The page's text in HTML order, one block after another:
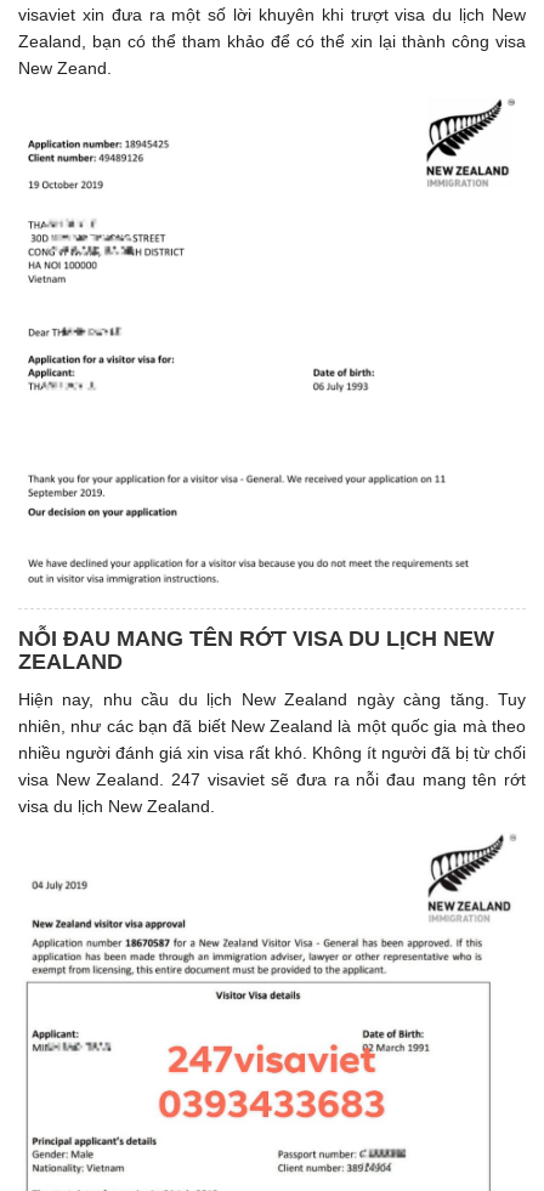
visaviet xin đưa ra một số lời khuyên khi trượt visa du lịch New
Zealand, bạn có thể tham khảo để có thể xin lại thành công visa
New Zeand.
NỖI ĐAU MANG TÊN RỚT VISA DU LỊCH NEW
ZEALAND
Hiện nay, nhu cầu du lịch New Zealand ngày càng tăng. Tuy
nhiên, như các bạn đã biết New Zealand là một quốc gia mà theo
nhiều người đánh giá xin visa rất khó. Không ít người đã bị từ chối
visa New Zealand. 247 visaviet sẽ đưa ra nỗi đau mang tên rớt
visa du lịch New Zealand.